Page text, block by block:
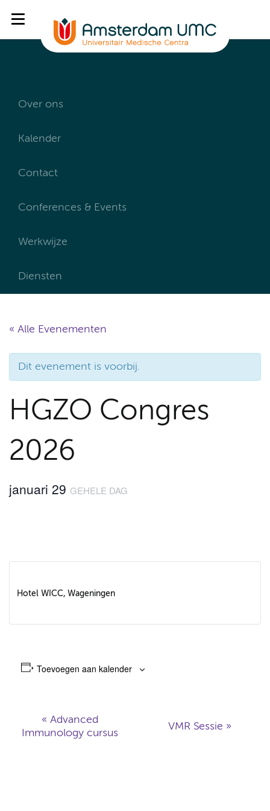
Over ons
Kalender
Contact
Conferences & Events
Werkwijze
Diensten
« Alle Evenementen
Dit evenement is voorbij.
HGZO Congres
2026
januari 29 GEHELE DAG
Hotel WICC, Wageningen
Toevoegen aan kalender
« Advanced
Immunology cursus
VMR Sessie »